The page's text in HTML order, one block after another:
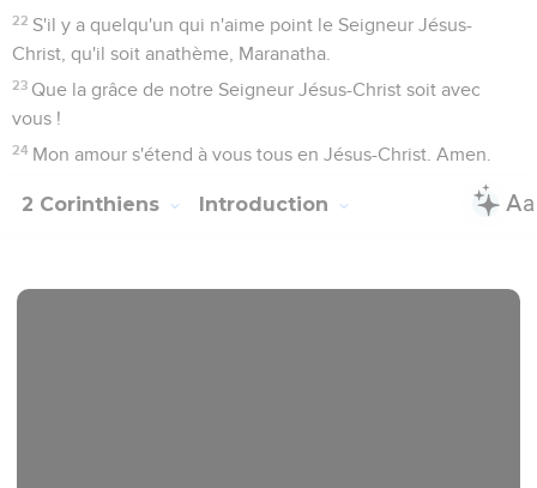
22 S'il y a quelqu'un qui n'aime point le Seigneur Jésus-
Christ, qu'il soit anathème, Maranatha.
23 Que la grâce de notre Seigneur Jésus-Christ soit avec
vous !
24 Mon amour s'étend à vous tous en Jésus-Christ. Amen.
2 Corinthiens Introduction